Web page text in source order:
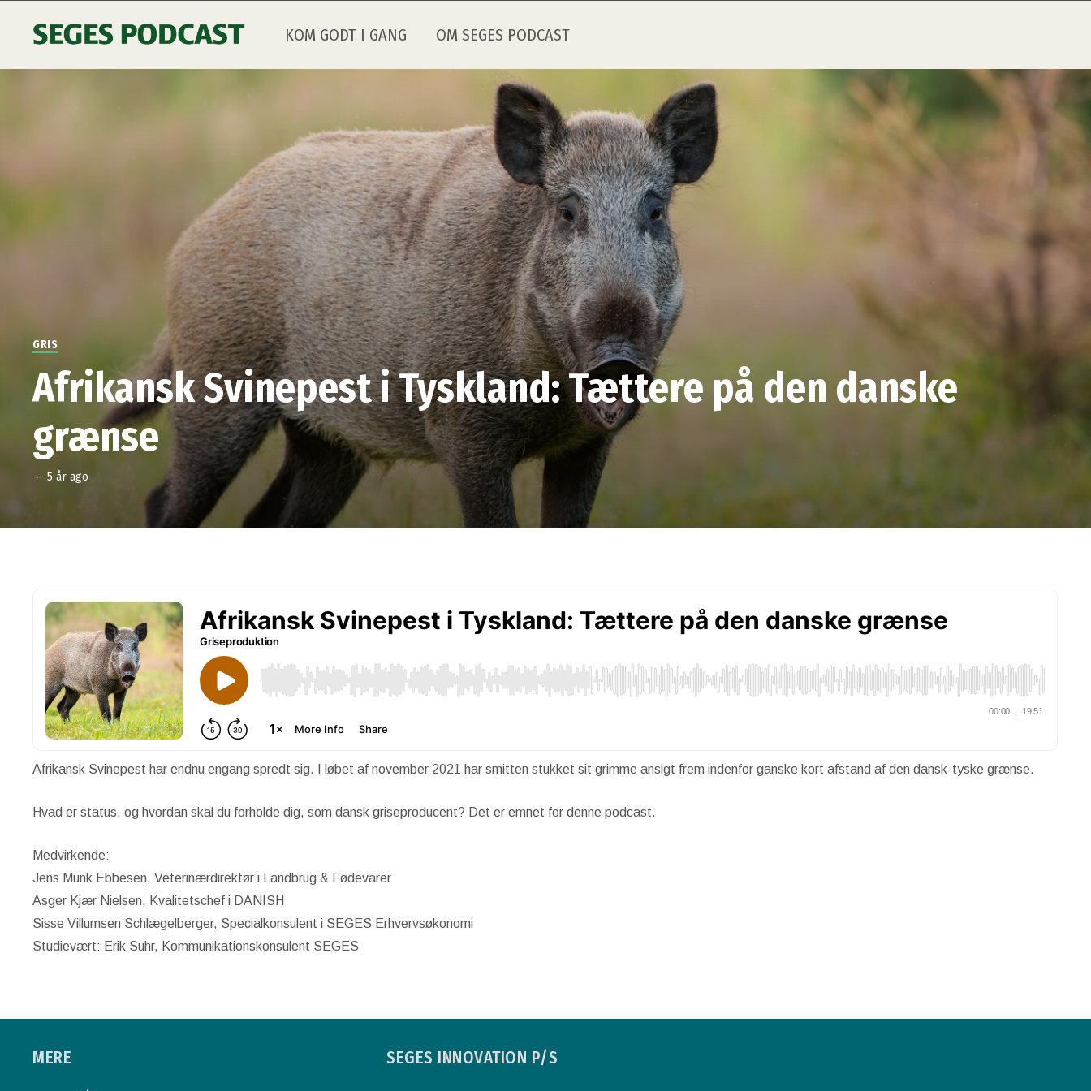
KOM GODT I GANG OM SEGES PODCAST
GRIS
Afrikansk Svinepest i Tyskland: Tættere på den danske
grænse
— 5 år ago
Afrikansk Svinepest har endnu engang spredt sig. I løbet af november 2021 har smitten stukket sit grimme ansigt frem indenfor ganske kort afstand af den dansk-tyske grænse.
Hvad er status, og hvordan skal du forholde dig, som dansk griseproducent? Det er emnet for denne podcast.
Medvirkende:
Jens Munk Ebbesen, Veterinærdirektør i Landbrug & Fødevarer
Asger Kjær Nielsen, Kvalitetschef i DANISH
Sisse Villumsen Schlægelberger, Specialkonsulent i SEGES Erhvervsøkonomi
Studievært: Erik Suhr, Kommunikationskonsulent SEGES
MERE SEGES INNOVATION P/S